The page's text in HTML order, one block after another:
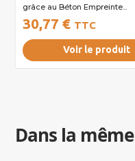
grâce au Béton Empreinte...
30,77 € TTC
Voir le produit
Dans la même